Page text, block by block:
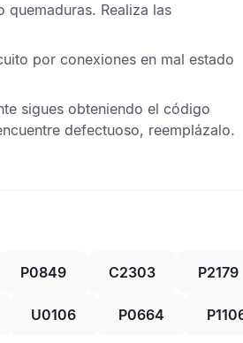
Realiza las
por conexiones en mal estado
sigues obteniendo el código
defectuoso, reemplázalo.
P0849 C2303 P2179
U0106 P0664